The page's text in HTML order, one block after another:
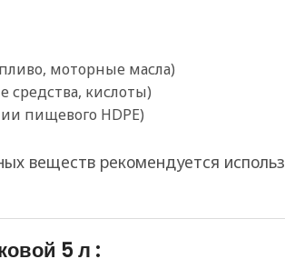
моторные масла)
кислоты)
пищевого HDPE)
веществ рекомендуется
5 л :